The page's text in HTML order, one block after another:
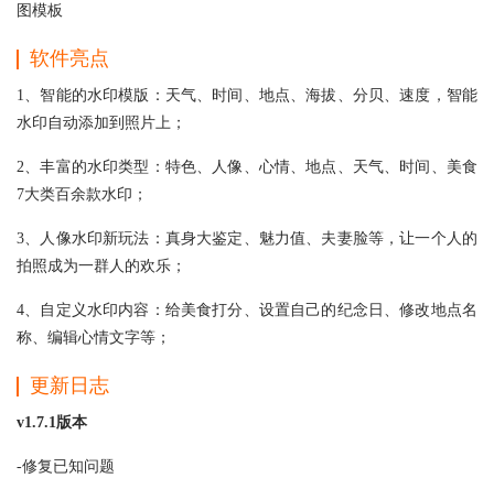
图模板
软件亮点
1、智能的水印模版：天气、时间、地点、海拔、分贝、速度，智能
水印自动添加到照片上；
2、丰富的水印类型：特色、人像、心情、地点、天气、时间、美食
7大类百余款水印；
3、人像水印新玩法：真身大鉴定、魅力值、夫妻脸等，让一个人的
拍照成为一群人的欢乐；
4、自定义水印内容：给美食打分、设置自己的纪念日、修改地点名
称、编辑心情文字等；
更新日志
v1.7.1版本
-修复已知问题